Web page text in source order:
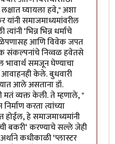
घ्यायला हवे," अशा
यांनी समाजमाध्यमांवरील
‘भिन्न भिन्न धर्माचे
आणि विवेक जपत
संकल्पनांचे निव्वळ हवेतसे
भावार्थ समजून घेण्याचा
आवाहनही केले. बुधवारी
आले असताना डॉ.
मतं व्यक्त केली. ते म्हणाले, "
करता त्यांच्या
होईल, हे समाजमाध्यमांनी
बकरी‘ करण्याचे सल्ले जेही
कधीकाळी ‘प्लास्टर